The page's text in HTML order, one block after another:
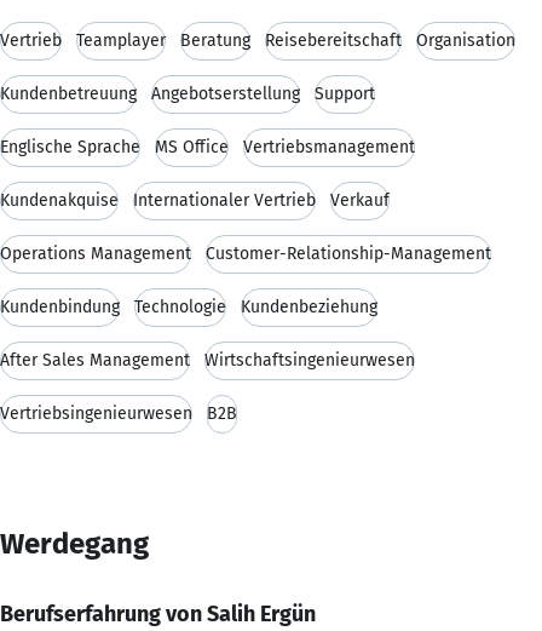
Vertrieb Teamplayer Beratung Reisebereitschaft Organisation
Kundenbetreuung Angebotserstellung Support
Englische Sprache MS Office Vertriebsmanagement
Kundenakquise Internationaler Vertrieb Verkauf
Operations Management Customer-Relationship-Management
Kundenbindung Technologie Kundenbeziehung
After Sales Management Wirtschaftsingenieurwesen
Vertriebsingenieurwesen B2B
Werdegang
Berufserfahrung von Salih Ergün